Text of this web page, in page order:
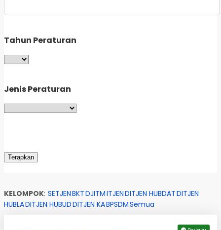
Tahun Peraturan
Jenis Peraturan
KELOMPOK: SETJENBKTDJITMITJENDITJEN HUBDATDITJEN
HUBLADITJEN HUBUDDITJEN KABPSDMSemua